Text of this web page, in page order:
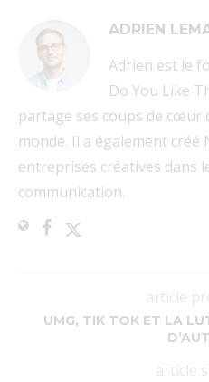
ADRIEN
Adrien est le
Do You Like
partage ses coups de cœur
monde. Il a également
entreprises créatives dans
communication.
article
UMG, TIK TOK ET LA
article